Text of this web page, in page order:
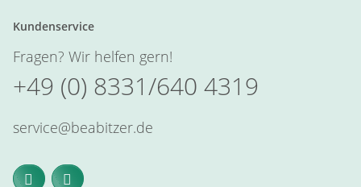
Kundenservice
Fragen? Wir helfen gern!
+49 (0) 8331/640 4319
service@beabitzer.de